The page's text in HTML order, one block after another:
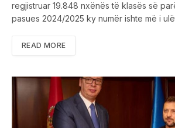
regjistruar 19.848 nxënës të klasës së
pasues 2024/2025 ky numër ishte më i
READ MORE